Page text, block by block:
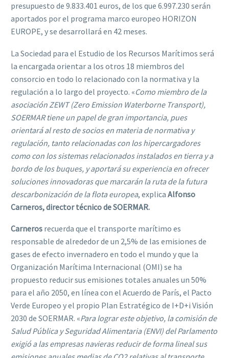
presupuesto de 9.833.401 euros, de los que 6.997.230 serán
aportados por el programa marco europeo HORIZON
EUROPE, y se desarrollará en 42 meses.
La Sociedad para el Estudio de los Recursos Marítimos será
la encargada orientar a los otros 18 miembros del
consorcio en todo lo relacionado con la normativa y la
regulación a lo largo del proyecto. «Como miembro de la
asociación ZEWT (Zero Emission Waterborne Transport),
SOERMAR tiene un papel de gran importancia, pues
orientará al resto de socios en materia de normativa y
regulación, tanto relacionadas con los hipercargadores
como con los sistemas relacionados instalados en tierra y a
bordo de los buques, y aportará su experiencia en ofrecer
soluciones innovadoras que marcarán la ruta de la futura
descarbonización de la flota europea, explica Alfonso
Carneros, director técnico de SOERMAR.
Carneros recuerda que el transporte marítimo es
responsable de alrededor de un 2,5% de las emisiones de
gases de efecto invernadero en todo el mundo y que la
Organización Marítima Internacional (OMI) se ha
propuesto reducir sus emisiones totales anuales un 50%
para el año 2050, en línea con el Acuerdo de París, el Pacto
Verde Europeo y el propio Plan Estratégico de I+D+i Visión
2030 de SOERMAR. «Para lograr este objetivo, la comisión de
Salud Pública y Seguridad Alimentaria (ENVI) del Parlamento
exigió a las empresas navieras reducir de forma lineal sus